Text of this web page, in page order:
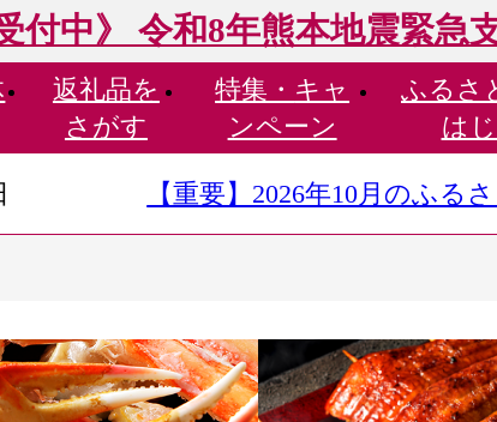
受付中》 令和8年熊本地震緊急
返礼品を
さがす
特集・ キャ
ンペーン
ふるさ
は
【重要】2026年10月のふる